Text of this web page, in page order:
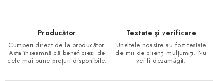
Producător
Cumperi direct de la producător.
Asta înseamnă că beneficiezi de
cele mai bune prețuri disponibile.
Testate şi verificare
Uneltele noastre au fost testate
de mii de clienți mulțumiți. Nu
vei fi dezamăgit.